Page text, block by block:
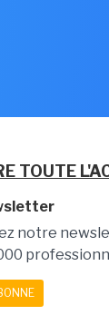
TOUTE
notre